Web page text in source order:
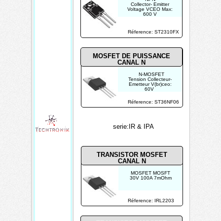
Réference: ST36NF06
MOSFET DE PUISSANCE
CANAL N
N-MOSFET
Tension Collecteur-
Emetteur V(br)ceo:
60V
puissance Pd: 70W
21A
Collector- Emitter
Voltage VCEO Max:
600 V
Maximum DC Collector
Current: 12 A
Pd - Power Dissipation:
Réference: ST2310FX
serie:IR & IPA
Réference: IRL2203
TRANSISTOR MOSFET
CANAL N
MOSFET MOSFT
30V 100A 7mOhm